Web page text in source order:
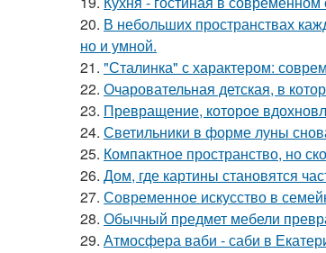
20. В небольших пространствах
но и умной.
21. "Сталинка" с характером:
22. Очаровательная детская, в
23. Превращение, которое
24. Светильники в форме луны
25. Компактное пространство, но
26. Дом, где картины становятся
27. Современное искусство в
28. Обычный предмет мебели
29. Атмосфера ваби - саби в